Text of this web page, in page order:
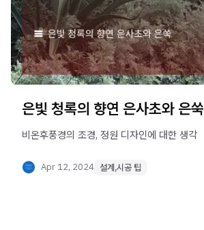
은빛 청록의 향연 은사초와 은쑥
Apr 12, 2024 설계,시공 팁